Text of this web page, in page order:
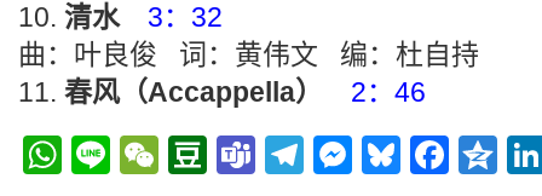
清水
3：32
曲：叶良俊 词：黄伟文 编：杜自持
春风（Accappella）
2：46
WhatsApp
LineWeChat
Douban
TeamsTelegramBluesky